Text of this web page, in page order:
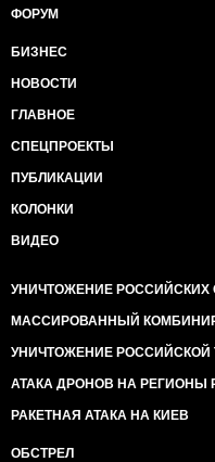
ФОРУМ
БИЗНЕС
НОВОСТИ
ГЛАВНОЕ
СПЕЦПРОЕКТЫ
ПУБЛИКАЦИИ
КОЛОНКИ
ВИДЕО
УНИЧТОЖЕНИЕ РОССИЙСКИХ
МАССИРОВАННЫЙ
УНИЧТОЖЕНИЕ РОССИЙСКОЙ
АТАКА ДРОНОВ НА РЕГИОНЫ
РАКЕТНАЯ АТАКА НА КИЕВ
ОБСТРЕЛ